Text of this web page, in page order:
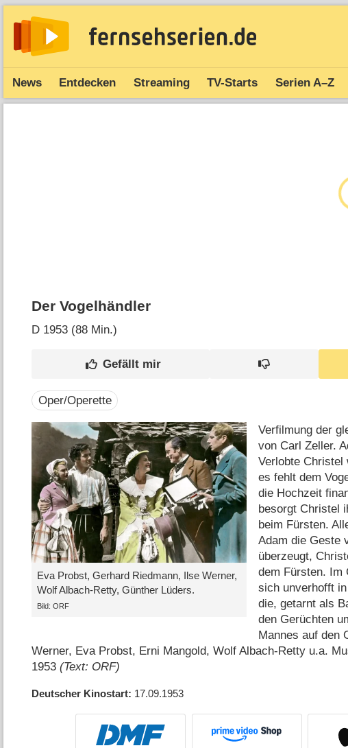
News Entdecken Streaming TV-Starts Serien A–Z
Der Vogelhändler
D 1953 (88 Min.)
Oper/Operette
Eva Probst, Gerhard Riedmann, Ilse Werner,
Wolf Albach-Retty, Günther Lüders.
Bild: ORF
Verfilmung der
von Carl Zeller.
Verlobte Christel
es fehlt dem
die Hochzeit
besorgt Christel
beim Fürsten.
Adam die Geste
überzeugt,
dem Fürsten. Im
sich unverhofft
die, getarnt als
den Gerüchten
Mannes auf den
Werner, Eva Probst, Erni Mangold, Wolf Albach-Retty u.a.
1953(Text: ORF)
Deutscher Kinostart 17.09.1953